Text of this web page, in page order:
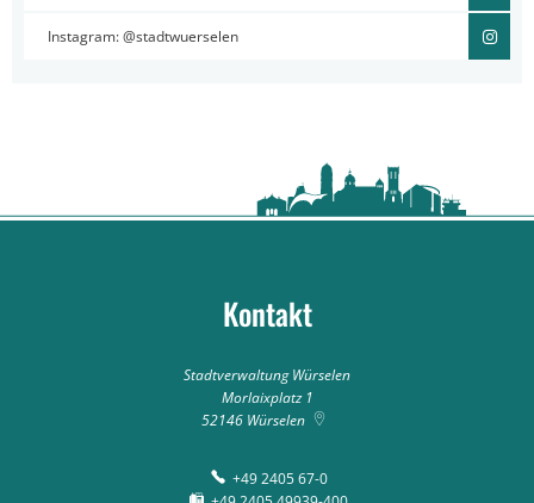
Instagram: @stadtwuerselen
Kontakt
Stadtverwaltung Würselen
Morlaixplatz 1
52146 Würselen
+49 2405 67-0